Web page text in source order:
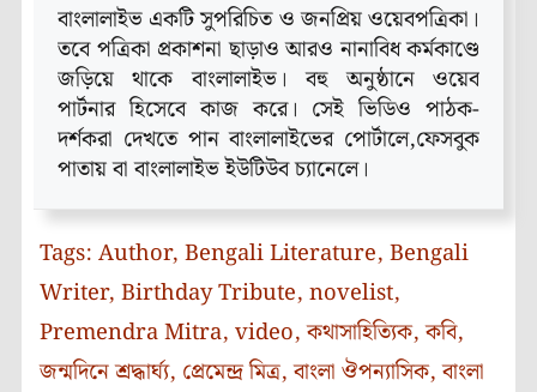
বাংলালাইভ একটি সুপরিচিত ও জনপ্রিয় ওয়েবপত্রিকা।
তবে পত্রিকা প্রকাশনা ছাড়াও আরও নানাবিধ কর্মকাণ্ডে
জড়িয়ে থাকে বাংলালাইভ। বহু অনুষ্ঠানে ওয়েব
পার্টনার হিসেবে কাজ করে। সেই ভিডিও পাঠক-
দর্শকরা দেখতে পান বাংলালাইভের পোর্টালে,ফেসবুক
পাতায় বা বাংলালাইভ ইউটিউব চ্যানেলে।
Tags: Author, Bengali Literature, Bengali
Writer, Birthday Tribute, novelist,
Premendra Mitra, video,কথাসাহিত্যিক,কবি,
জন্মদিনে শ্রদ্ধার্ঘ্য, প্রেমেন্দ্র মিত্র,বাংলা ঔপন্যাসিক,বাংলা